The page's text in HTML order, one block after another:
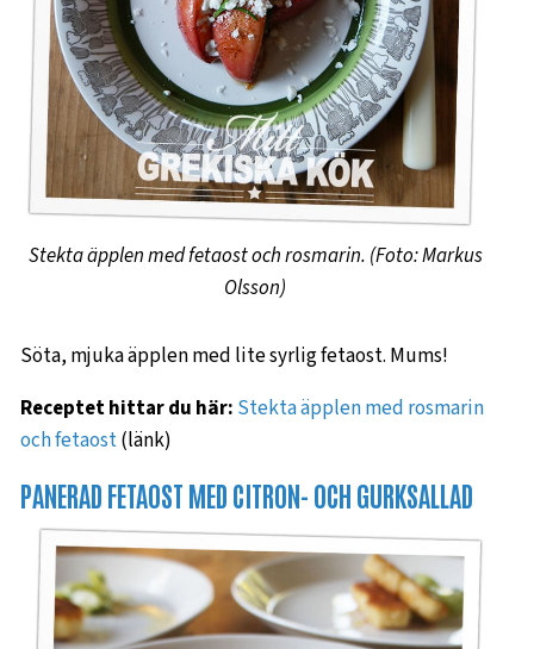
Stekta äpplen med fetaost och rosmarin. (Foto: Markus
Olsson)
Söta, mjuka äpplen med lite syrlig fetaost. Mums!
Receptet hittar du här: Stekta äpplen med rosmarin
och fetaost(länk)
PANERAD FETAOST MED CITRON- OCH GURKSALLAD